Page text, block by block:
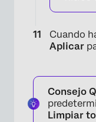
Cuando
Aplicar
Consejo
Limpiar